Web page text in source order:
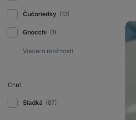
Čučoriedky (13)
Gnocchi (1)
Chuť
Sladká (87)
cake